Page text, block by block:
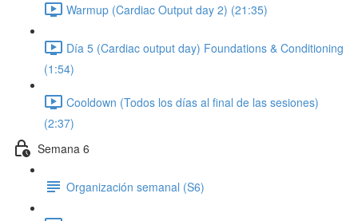
Warmup (Cardiac Output day 2) (21:35)
Día 5 (Cardiac output day) Foundations & Conditioning
(1:54)
Cooldown (Todos los días al final de las sesiones)
(2:37)
Semana 6
Organización semanal (S6)